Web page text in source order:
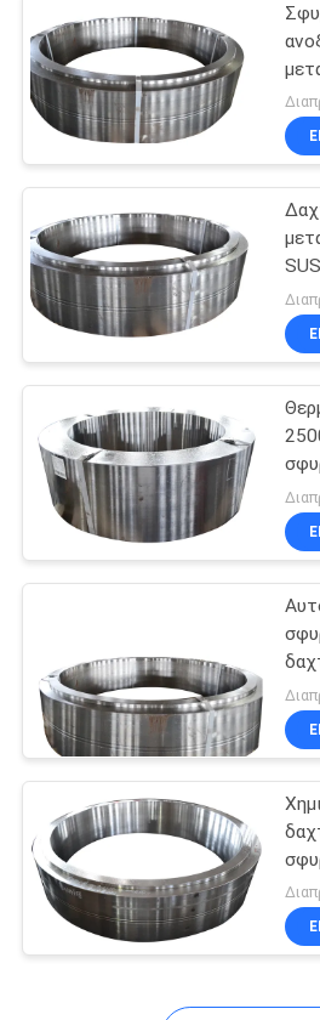
κενά
ανοξείδωτο
χάλυβα
Φλάντζα
άνθρακα